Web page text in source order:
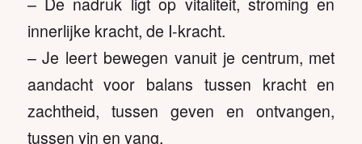
innerlijke kracht, de I-kracht.
– Je leert bewegen vanuit je centrum, met
aandacht voor balans tussen kracht en
zachtheid, tussen geven en ontvangen,
tussen yin en yang.